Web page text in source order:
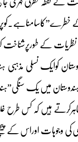
کے نقطہ نظرکی گہری
کے
کے نظریات کے
کوایک نسلی مذہبی
میں یک
ظاہرکرتے ہیں کہ کس طرح
کی وجوہات اوراس کے